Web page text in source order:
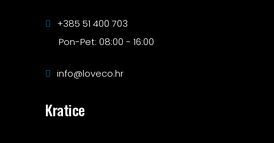
+385 51 400 703
Pon-Pet: 08:00 - 16:00
info@loveco.hr
Kratice